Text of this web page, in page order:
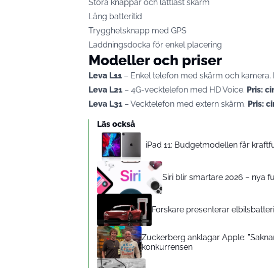
Stora knappar och lättläst skärm
Lång batteritid
Trygghetsknapp med GPS
Laddningsdocka för enkel placering
Modeller och priser
Leva L11 – Enkel telefon med skärm och kamera.
Leva L21 – 4G-vecktelefon med HD Voice. Pris:
Leva L31 – Vecktelefon med extern skärm. Pris:
Läs också
iPad 11: Budgetmodellen får
Siri blir smartare 2026 – nya
Forskare presenterar
Zuckerberg anklagar Apple:
konkurrensen